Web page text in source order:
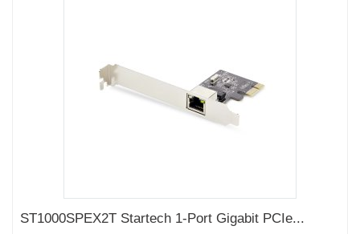
ST1000SPEX2T Startech 1-Port Gigabit PCIe...